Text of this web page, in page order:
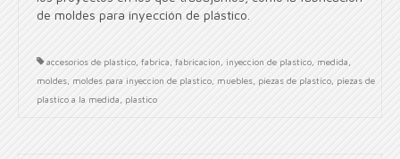
de moldes para inyección de plástico.
accesorios de plastico fabrica fabricacion inyeccion de plastico medida
moldes moldes para inyeccion de plastico muebles piezas de plastico piezas de
plastico a la medida
plastico